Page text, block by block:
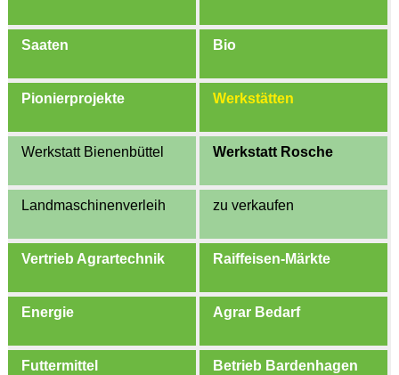
Saaten Bio
Pionierprojekte Werkstätten
Werkstatt Bienenbüttel Werkstatt Rosche
Landmaschinenverleih zu verkaufen
Vertrieb Agrartechnik Raiffeisen-Märkte
Energie Agrar Bedarf
Futtermittel Betrieb Bardenhagen